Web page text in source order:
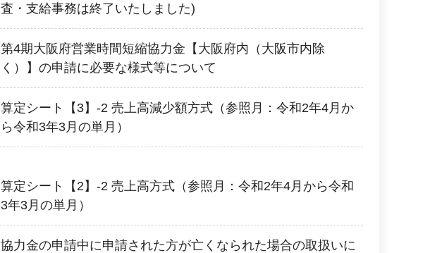
査・支給事務は終了いたしました)
第4期大阪府営業時間短縮協力金【大阪府内（大阪市内除
く）】の申請に必要な様式等について
算定シート【3】-2 売上高減少額方式（参照月：令和2年4月か
ら令和3年3月の単月）
算定シート【2】-2 売上高方式（参照月：令和2年4月から令和
3年3月の単月）
協力金の申請中に申請された方が亡くなられた場合の取扱いに